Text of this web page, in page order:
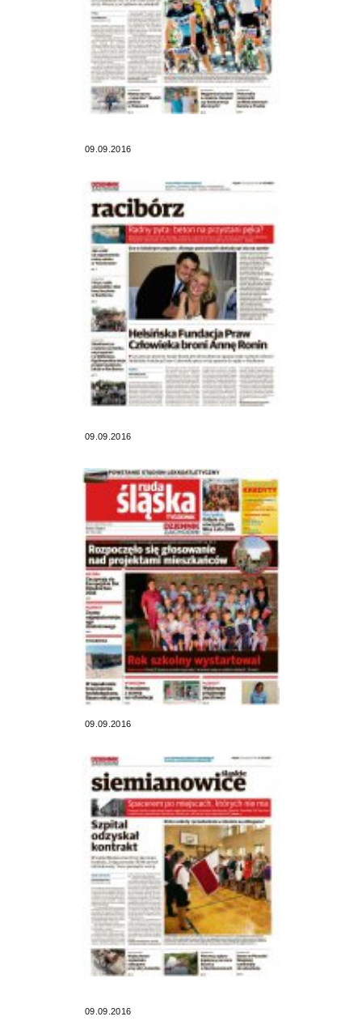
09.09.2016
09.09.2016
09.09.2016
09.09.2016